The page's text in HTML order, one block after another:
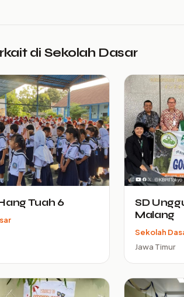
di Sekolah Dasar
Tuah 6
SD
Malang
Sekolah
Jawa Timur